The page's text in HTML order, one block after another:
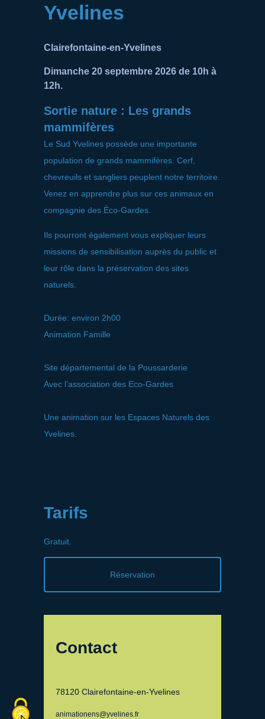
Yvelines
Clairefontaine-en-Yvelines
Dimanche 20 septembre 2026 de 10h à
12h.
Sortie nature : Les grands
mammifères
Le Sud Yvelines possède une importante
population de grands mammifères. Cerf,
chevreuils et sangliers peuplent notre territoire.
Venez en apprendre plus sur ces animaux en
compagnie des Éco-Gardes.
Ils pourront également vous expliquer leurs
missions de sensibilisation auprès du public et
leur rôle dans la préservation des sites
naturels.
Durée: environ 2h00
Animation Famille
Site départemental de la Poussarderie
Avec l’association des Eco-Gardes
Une animation sur les Espaces Naturels des
Yvelines.
Tarifs
Gratuit.
Réservation
Contact
78120 Clairefontaine-en-Yvelines
animationens@yvelines.fr